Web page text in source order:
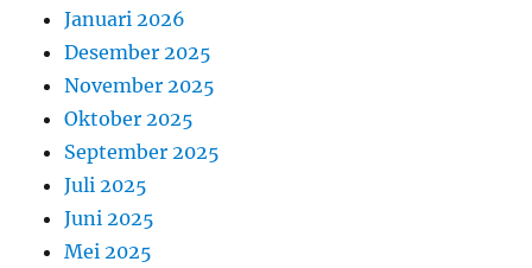
Januari 2026
Desember 2025
November 2025
Oktober 2025
September 2025
Juli 2025
Juni 2025
Mei 2025